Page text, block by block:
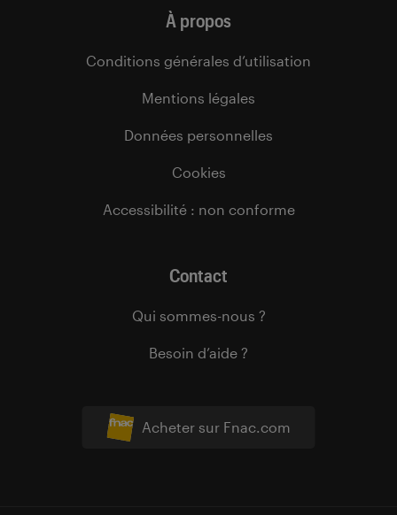
Acheter sur Fnac.com
À propos
Conditions générales d’utilisation
Mentions légales
Données personnelles
Cookies
Accessibilité : non conforme
Contact
Qui sommes-nous ?
Besoin d’aide ?